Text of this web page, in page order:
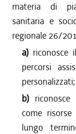
materia di
sanitaria e
regionale 26/
a) riconosce
percorsi
personalizzati;
b)
come
lungo